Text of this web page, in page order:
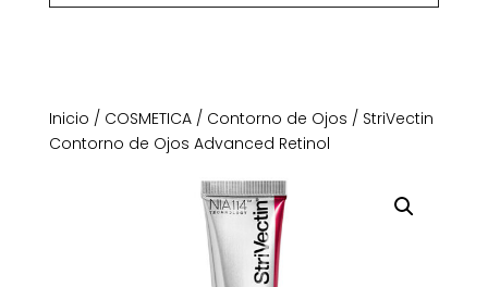
Inicio / COSMETICA/ Contorno de Ojos / StriVectin
Contorno de Ojos Advanced Retinol